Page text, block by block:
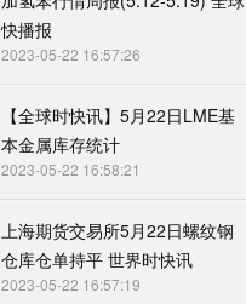
快播报
2023-05-22 16:57:26
【全球时快讯】5月22日LME基
本金属库存统计
2023-05-22 16:58:21
上海期货交易所5月22日螺纹钢
仓库仓单持平 世界时快讯
2023-05-22 16:57:19